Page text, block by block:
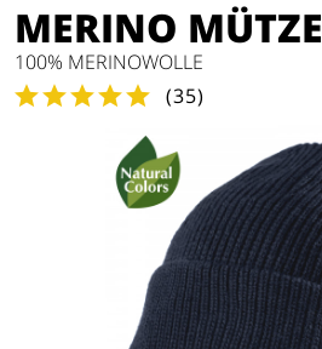
MERINO MÜTZE
100% MERINOWOLLE
(35)